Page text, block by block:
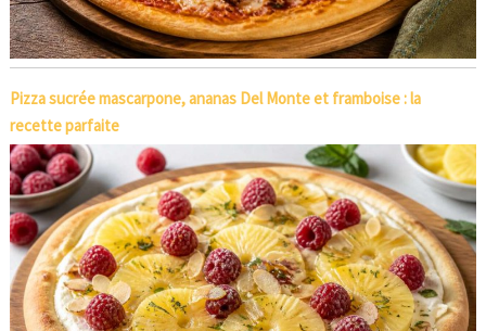
Pizza sucrée mascarpone, ananas Del Monte et framboise : la
recette parfaite